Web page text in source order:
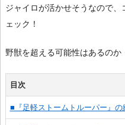
ジャイロが活かせそうなので
ェック！
野獣を超える可能性はあるのか
目次
■『足軽ストームトルーパー』の